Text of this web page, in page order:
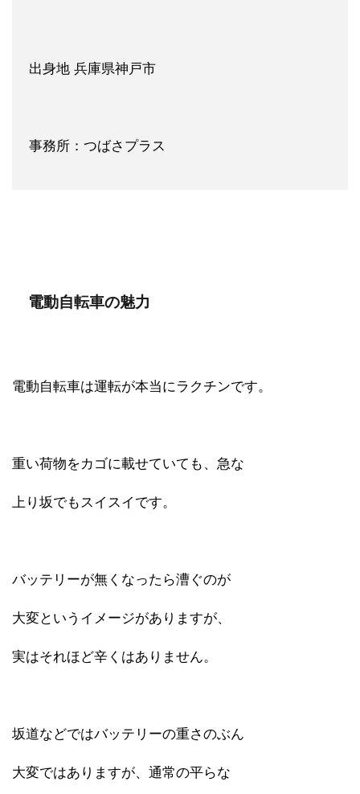
出身地 兵庫県神戸市
事務所：つばさプラス
電動自転車の魅力
電動自転車は運転が本当にラクチンです。
重い荷物をカゴに載せていても、急な
上り坂でもスイスイです。
バッテリーが無くなったら漕ぐのが
大変というイメージがありますが、
実はそれほど辛くはありません。
坂道などではバッテリーの重さのぶん
大変ではありますが、通常の平らな